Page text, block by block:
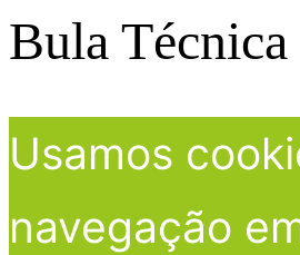
Bula
Usamos
navegação